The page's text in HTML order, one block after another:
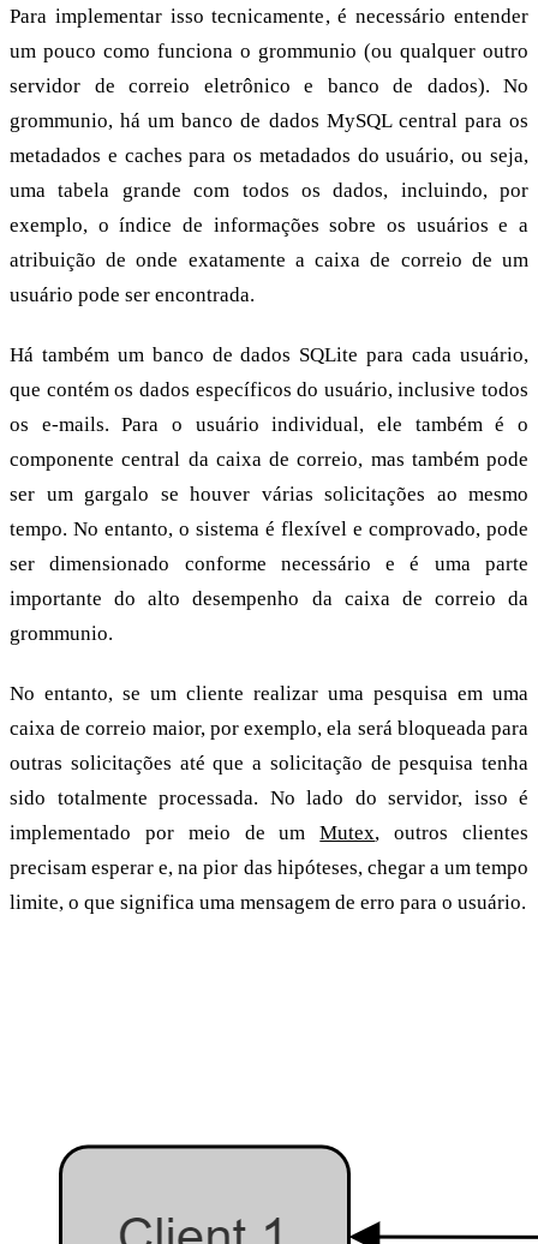
Para implementar isso tecnicamente, é necessário entender
um pouco como funciona o grommunio (ou qualquer outro
servidor de correio eletrônico e banco de dados). No
grommunio, há um banco de dados MySQL central para os
metadados e caches para os metadados do usuário, ou seja,
uma tabela grande com todos os dados, incluindo, por
exemplo, o índice de informações sobre os usuários e a
atribuição de onde exatamente a caixa de correio de um
usuário pode ser encontrada.
Há também um banco de dados SQLite para cada usuário,
que contém os dados específicos do usuário, inclusive todos
os e-mails. Para o usuário individual, ele também é o
componente central da caixa de correio, mas também pode
ser um gargalo se houver várias solicitações ao mesmo
tempo. No entanto, o sistema é flexível e comprovado, pode
ser dimensionado conforme necessário e é uma parte
importante do alto desempenho da caixa de correio da
grommunio.
No entanto, se um cliente realizar uma pesquisa em uma
caixa de correio maior, por exemplo, ela será bloqueada para
outras solicitações até que a solicitação de pesquisa tenha
sido totalmente processada. No lado do servidor, isso é
implementado por meio de umMutex, outros clientes
precisam esperar e, na pior das hipóteses, chegar a um tempo
limite, o que significa uma mensagem de erro para o usuário.